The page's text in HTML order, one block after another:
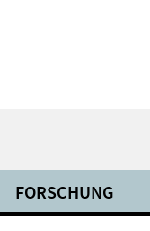
FORSCHUNG